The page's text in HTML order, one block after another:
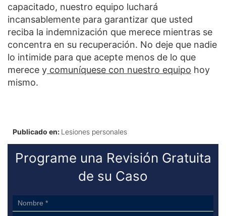
capacitado, nuestro equipo luchará
incansablemente para garantizar que usted
reciba la indemnización que merece mientras se
concentra en su recuperación. No deje que nadie
lo intimide para que acepte menos de lo que
merece y comuníquese con nuestro equipo hoy
mismo.
Publicado en: Lesiones personales
Programe una Revisión Gratuita
de su Caso
Sidebar
Form